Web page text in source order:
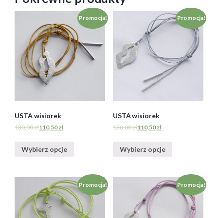
Promocja!
USTA wisiorek
130,00zł110,50zł
Wybierz opcje
Promocja!
USTA wisiorek
130,00zł110,50zł
Wybierz opcje
Promocja! Promocja!